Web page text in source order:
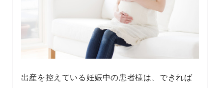
出産を控えている妊娠中の患者様は、できれば